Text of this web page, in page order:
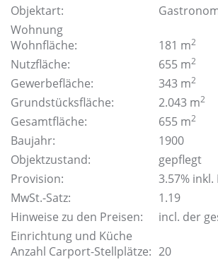
Objektart:
Wohnung
Wohnfläche:
181 m2
Nutzfläche: 655 m2
Gewerbefläche: 343 m2
Grundstücksfläche: 2.043 m2
Gesamtfläche: 655 m2
Baujahr:
1900
Objektzustand:
gepflegt
Provision:
3.57% inkl.
MwSt.-Satz:
1.19
Hinweise zu den Preisen:
incl. der
Einrichtung und Küche
Anzahl Carport-Stellplätze: 20